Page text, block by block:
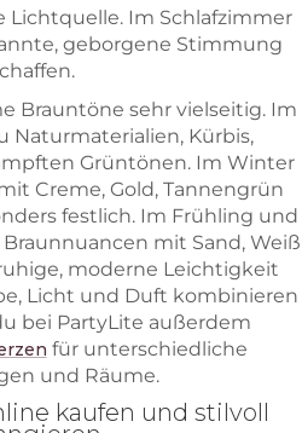
Lichtquelle. Im Schlafzimmer
geborgene Stimmung
Brauntöne sehr vielseitig. Im
Naturmaterialien, Kürbis,
Grüntönen. Im Winter
Creme, Gold, Tannengrün
festlich. Im Frühling und
mit Sand, Weiß
moderne Leichtigkeit
Licht und Duft kombinieren
bei PartyLite außerdem
für unterschiedliche
und Räume.
kaufen und stilvoll